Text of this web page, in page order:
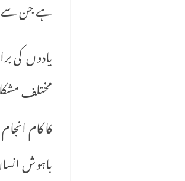
ہے جن سے
یادوں کی
مختلف
کا کام
باہوش